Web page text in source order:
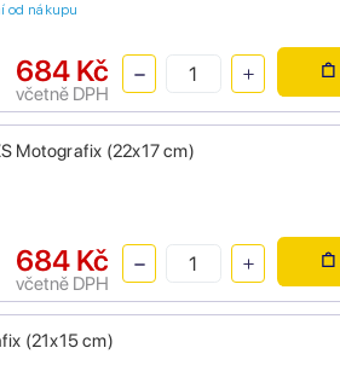
od nákupu
684 Kč
včetně DPH
Motografix (22x17 cm)
684 Kč
včetně DPH
(21x15 cm)